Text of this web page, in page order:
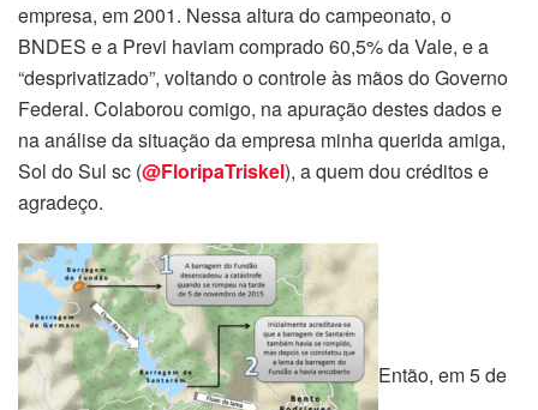
empresa, em 2001. Nessa altura do campeonato, o
BNDES e a Previ haviam comprado 60,5% da Vale, e a
“desprivatizado”, voltando o controle às mãos do Governo
Federal. Colaborou comigo, na apuração destes dados e
na análise da situação da empresa minha querida amiga,
Sol do Sul sc (@FloripaTriskel), a quem dou créditos e
agradeço.
Então, em 5 de